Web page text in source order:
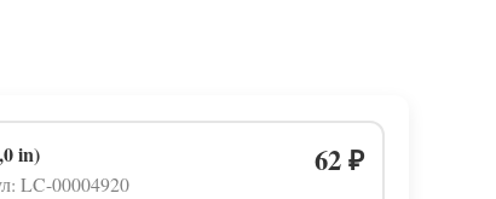
in)
LC-00004920
62 ₽